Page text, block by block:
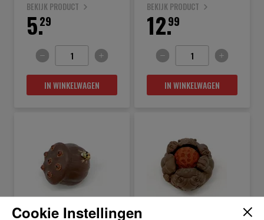
BEKIJK PRODUCT
29
5.
IN WINKELWAGEN
BEKIJK PRODUCT
99
12.
IN WINKELWAGEN
mini tea ornament pc
Cookie Instellingen